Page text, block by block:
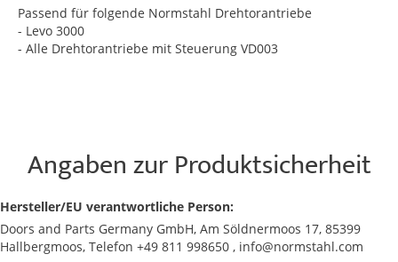
Passend für folgende Normstahl Drehtorantriebe
- Levo 3000
- Alle Drehtorantriebe mit Steuerung VD003
Angaben zur Produktsicherheit
Hersteller/EU verantwortliche Person:
Doors and Parts Germany GmbH, Am Söldnermoos 17, 85399
Hallbergmoos, Telefon +49 811 998650 , info@normstahl.com